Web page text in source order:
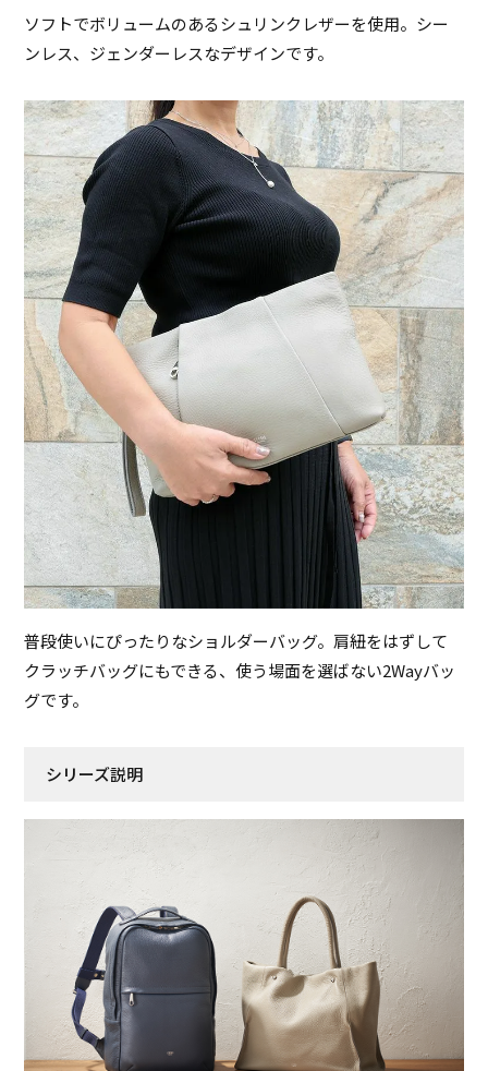
ソフトでボリュームのあるシュリンクレザーを使用。シー
ンレス、ジェンダーレスなデザインです。
普段使いにぴったりなショルダーバッグ。肩紐をはずして
クラッチバッグにもできる、使う場面を選ばない2Wayバッ
グです。
シリーズ説明